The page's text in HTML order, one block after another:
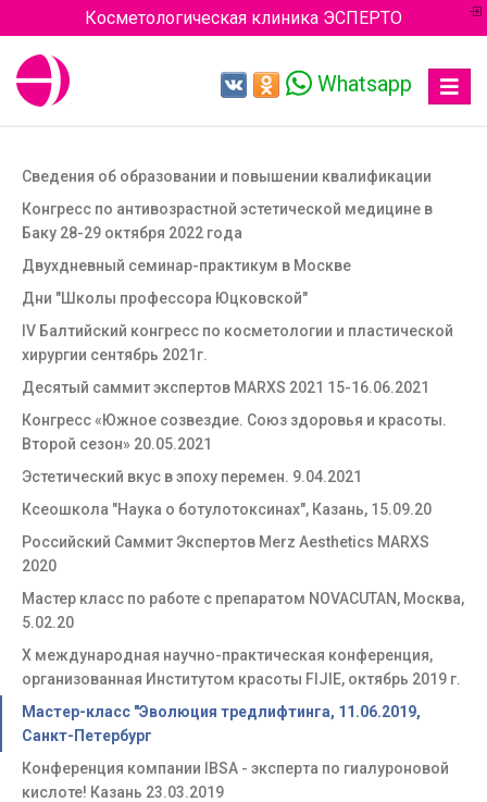
Косметологическая клиника ЭСПЕРТО
Toggle
Whatsapp
Сведения об образовании и повышении квалификации
Конгресс по антивозрастной эстетической медицине в
Баку 28-29 октября 2022 года
Двухдневный семинар-практикум в Москве
Дни "Школы профессора Юцковской"
IV Балтийский конгресс по косметологии и пластической
хирургии сентябрь 2021г.
Десятый саммит экспертов MARXS 2021 15-16.06.2021
Конгресс «Южное созвездие. Союз здоровья и красоты.
Второй сезон» 20.05.2021
Эстетический вкус в эпоху перемен. 9.04.2021
Ксеошкола "Наука о ботулотоксинах", Казань, 15.09.20
Российский Саммит Экспертов Merz Aesthetics MARXS
2020
Мастер класс по работе с препаратом NOVACUTAN, Москва,
5.02.20
Х международная научно-практическая конференция,
организованная Институтом красоты FIJIE, октябрь 2019 г.
Мастер-класс "Эволюция тредлифтинга, 11.06.2019,
Санкт-Петербург
Конференция компании IBSA - эксперта по гиалуроновой
кислоте! Казань 23.03.2019